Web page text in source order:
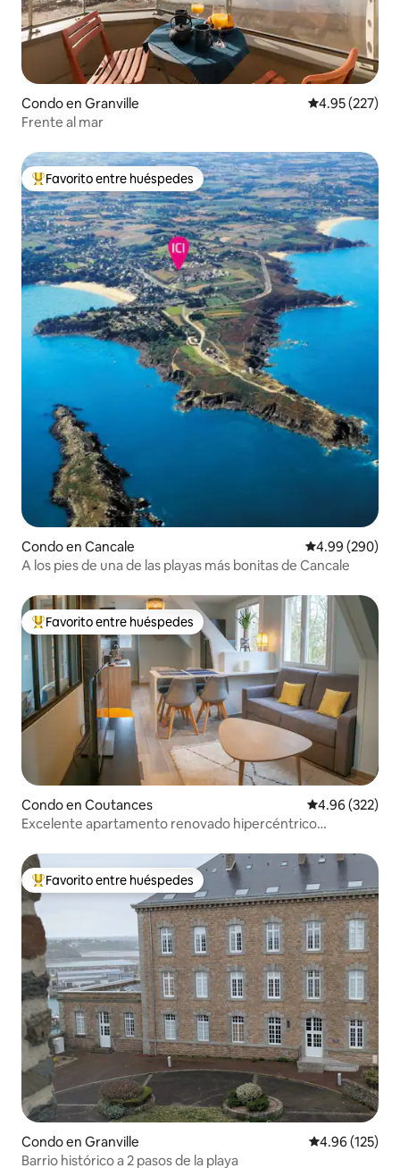
Condo en Granville Calificación
4.95 (227)
Frente al mar
Favorito entre huéspedes preferido
Favorito entre huéspedes
Condo en Cancale Calificación
4.99 (290)
A los pies de una de las playas más bonitas de Cancale
Favorito entre huéspedes preferido
Favorito entre huéspedes
Condo en Coutances Calificación
4.96 (322)
Excelente apartamento renovado hipercéntrico
Favorito entre huéspedes preferido
Favorito entre huéspedes
Condo en Granville Calificación
4.96 (125)
Barrio histórico a 2 pasos de la playa